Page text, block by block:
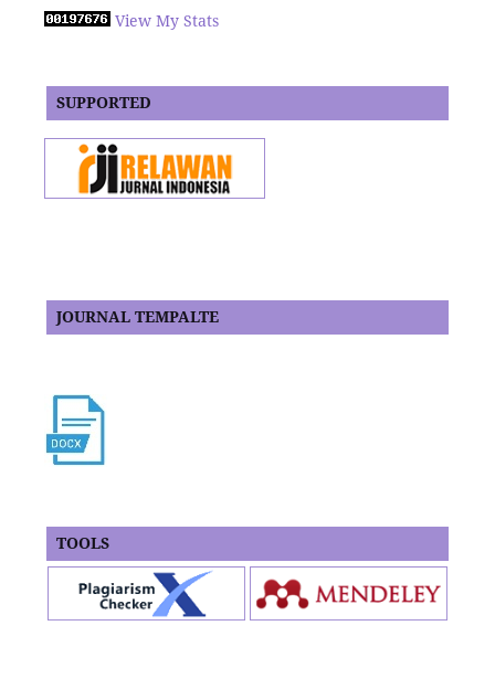
View My Stats
SUPPORTED
JOURNAL TEMPALTE
TOOLS